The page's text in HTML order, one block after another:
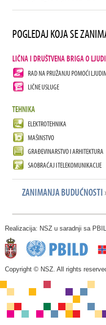
POGLEDAJ KOJA SE
LIČNA I DRUŠTVENA BRIGA O
RAD NA PRUŽANJU POMOĆI
LIČNE USLUGE
TEHNIKA
ELEKTROTEHNIKA
MAŠINSTVO
GRAĐEVINARSTVO I ARHITEKTURA
SAOBRAĆAJ I TELEKOMUNIKACIJE
ZANIMANJA BUDUĆNOSTI
Realizacija: NSZ u saradnji sa
Copyright © NSZ. All rights